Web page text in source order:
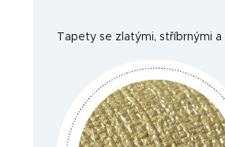
Tapety se zlatými, stříbrnými